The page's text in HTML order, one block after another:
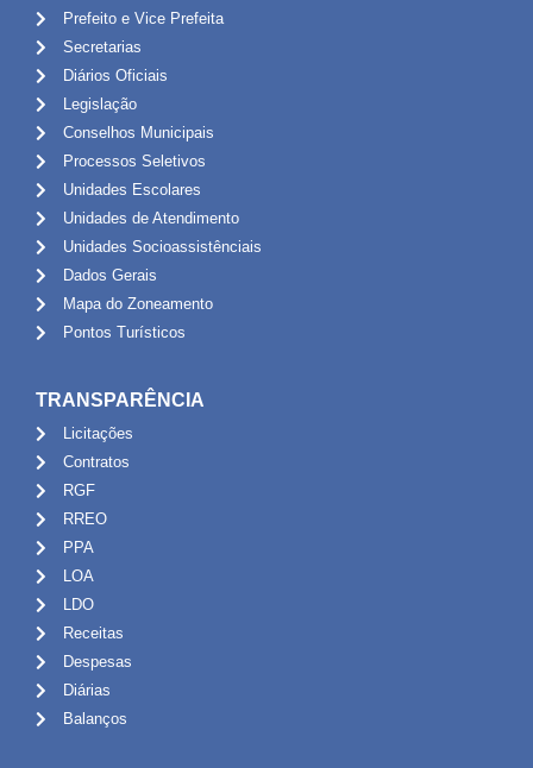
Prefeito e Vice Prefeita
Secretarias
Diários Oficiais
Legislação
Conselhos Municipais
Processos Seletivos
Unidades Escolares
Unidades de Atendimento
Unidades Socioassistênciais
Dados Gerais
Mapa do Zoneamento
Pontos Turísticos
TRANSPARÊNCIA
Licitações
Contratos
RGF
RREO
PPA
LOA
LDO
Receitas
Despesas
Diárias
Balanços